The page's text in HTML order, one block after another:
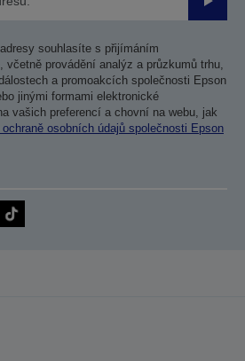
souhlasíte s přijímáním
včetně provádění analýz a průzkumů trhu,
a promoakcích společnosti Epson
jinými formami elektronické
vašich preferencí a chovní na webu, jak
ochraně osobních údajů společnosti Epson